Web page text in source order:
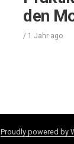
den
/ 1 Jahr ago
Proudly powered by